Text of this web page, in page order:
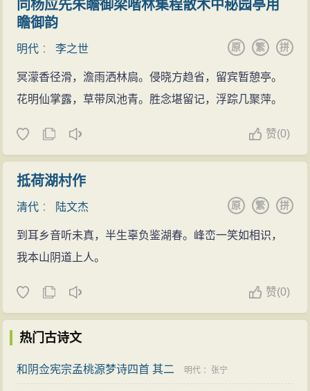
同杨应先朱瞻御梁喈林集程散木中秘园亭用
瞻御韵
明代 ：李之世 拼
繁
原
冥濛香径滑，澹雨洒林扃。侵晓方趋省，留宾暂憩亭。
花明仙掌露，草带凤池青。胜念堪留记，浮踪几聚萍。
赞(0)
抵荷湖村作
清代 ： 陆文杰 拼
繁
原
到耳乡音听未真，半生辜负鉴湖春。峰峦一笑如相识，
我本山阴道上人。
赞(0)
热门古诗文
和阴佥宪宗孟桃源梦诗四首 其二 明代 ： 张宁